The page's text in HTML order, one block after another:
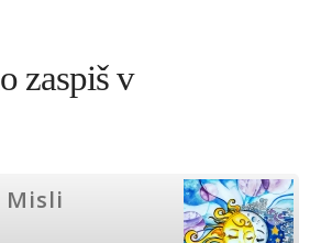
zaspiš v
Misli